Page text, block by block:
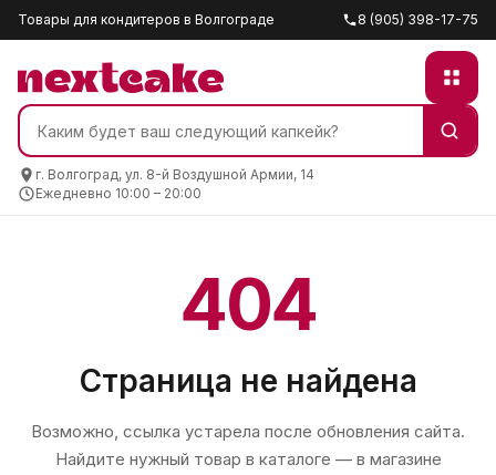
Товары для кондитеров в Волгограде 8 (905) 398-17-75
г. Волгоград, ул. 8-й Воздушной Армии, 14
Ежедневно 10:00 – 20:00
404
Страница не найдена
Возможно, ссылка устарела после обновления сайта.
Найдите нужный товар в каталоге — в магазине